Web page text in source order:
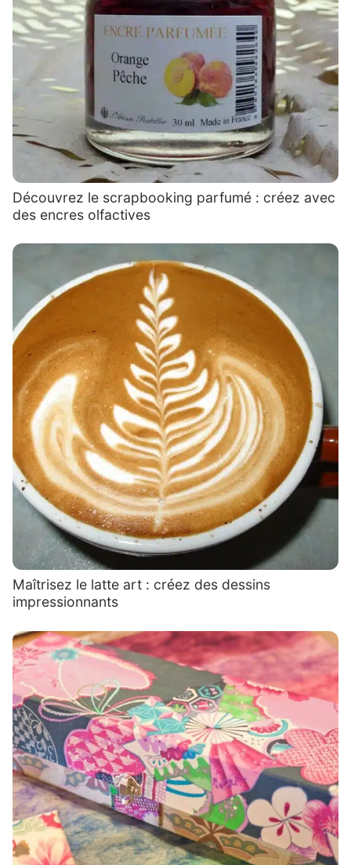
Découvrez le scrapbooking parfumé : créez avec
des encres olfactives
Maîtrisez le latte art : créez des dessins
impressionnants